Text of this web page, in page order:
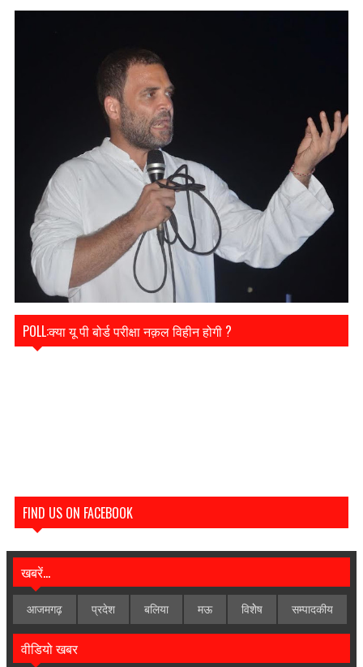
POLL:क्या यू पी बोर्ड परीक्षा नक़ल विहीन होगी ?
FIND US ON FACEBOOK
खबरें...
आजमगढ़ प्रदेश बलिया मऊ विशेेष सम्पादकीय
वीडियो खबर